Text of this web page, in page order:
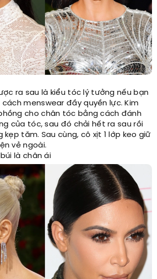
ra sau là kiểu tóc lý tưởng nếu bạn
menswear đầy quyền lực. Kim
cho chân tóc bằng cách đánh
của tóc, sau đó chải hết ra sau rồi
kẹp tăm. Sau cùng, cô xịt 1 lớp keo giữ
vẻ ngoài.
là chân ái